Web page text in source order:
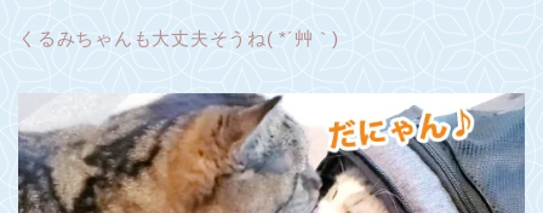
くるみちゃんも大丈夫そうね( *´艸｀)